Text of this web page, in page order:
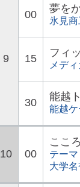
9
00 夢を
氷見
15 フィ
メデ
30 能越
能越
10 00
ここ
テー
大学名